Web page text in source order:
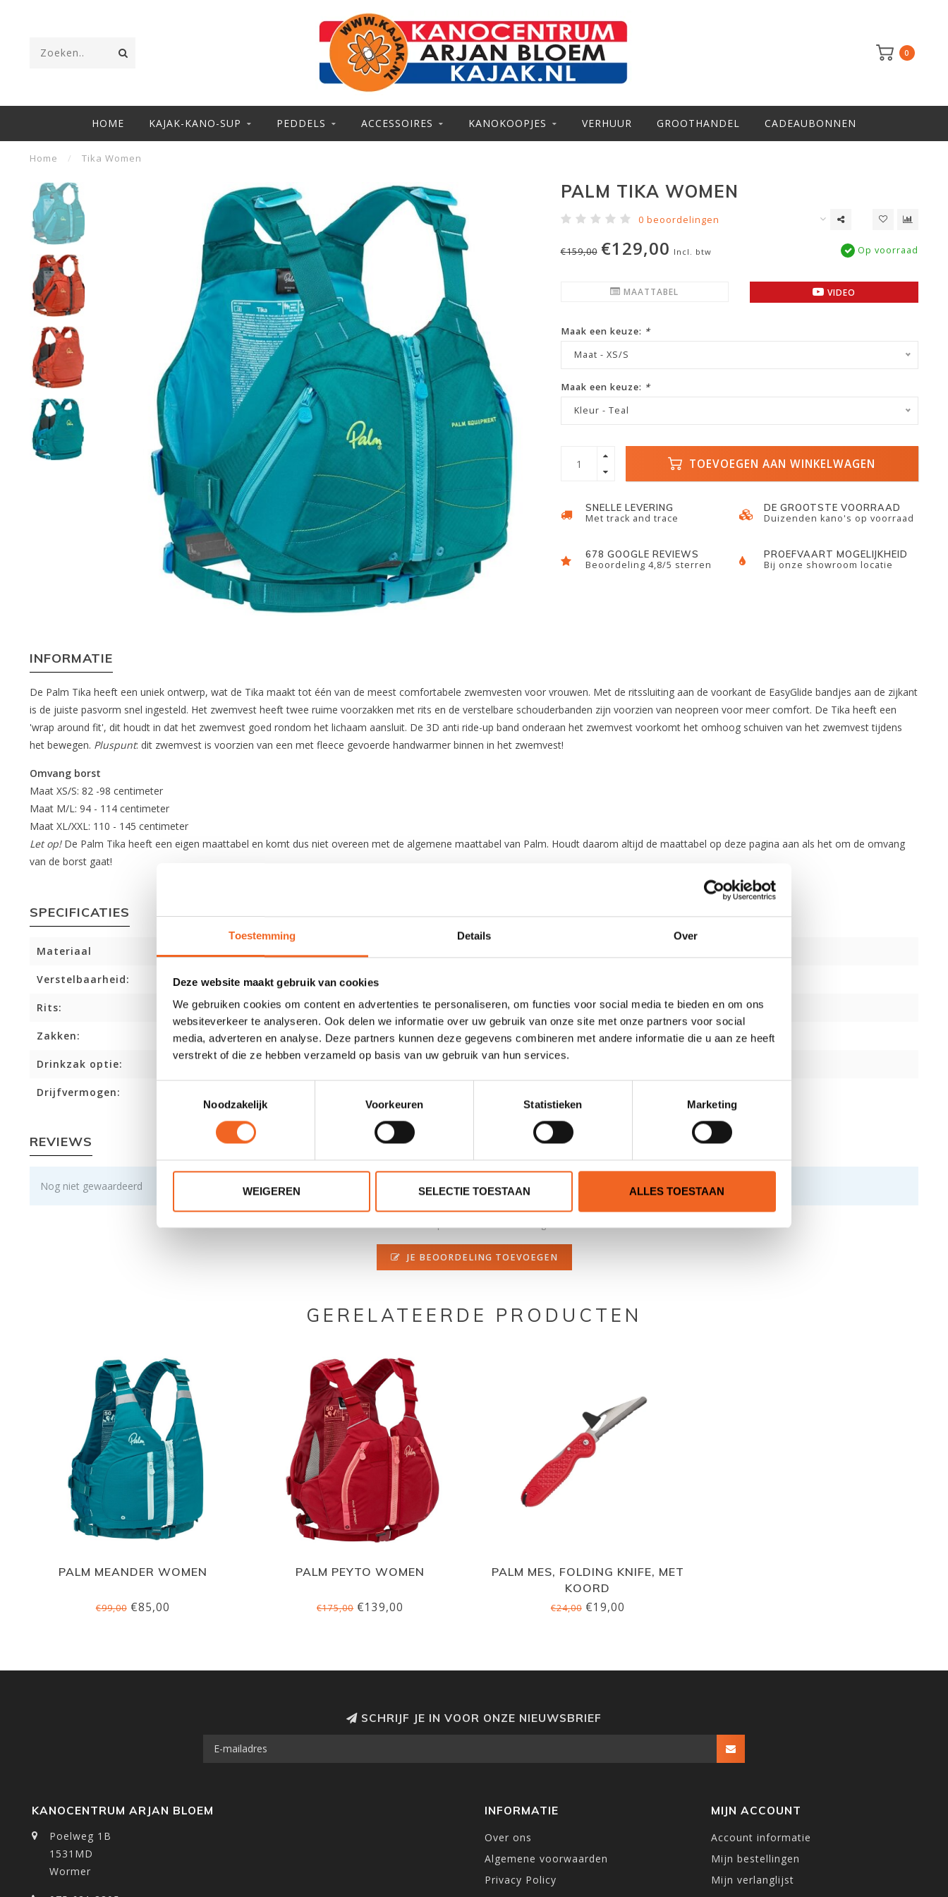
Toestemming Details Over
Deze website maakt gebruik van cookies
We gebruiken cookies om content en advertenties te personaliseren, om functies voor social media te bieden en om ons
websiteverkeer te analyseren. Ook delen we informatie over uw gebruik van onze site met onze partners voor social
media, adverteren en analyse. Deze partners kunnen deze gegevens combineren met andere informatie die u aan ze heeft
verstrekt of die ze hebben verzameld op basis van uw gebruik van hun services.
Noodzakelijk
Voorkeuren Statistieken Marketing
WEIGEREN SELECTIE TOESTAAN ALLES TOESTAAN
0
HOME KAJAK-KANO-SUP PEDDELS ACCESSOIRES KANOKOOPJES VERHUUR GROOTHANDEL CADEAUBONNEN
Home / Tika Women
PALM TIKA WOMEN
0 beoordelingen
€159,00 €129,00 Incl. btw Op voorraad
MAATTABEL VIDEO
Maak een keuze: *
Maat - XS/S
Maak een keuze: *
Kleur - Teal
TOEVOEGEN AAN WINKELWAGEN
SNELLE LEVERING
Met track and trace
DE GROOTSTE VOORRAAD
Duizenden kano's op voorraad
678 GOOGLE REVIEWS
Beoordeling 4,8/5 sterren
PROEFVAART MOGELIJKHEID
Bij onze showroom locatie
INFORMATIE
De Palm Tika heeft een uniek ontwerp, wat de Tika maakt tot één van de meest comfortabele zwemvesten voor vrouwen. Met de ritssluiting aan de voorkant de EasyGlide bandjes aan de zijkant
is de juiste pasvorm snel ingesteld. Het zwemvest heeft twee ruime voorzakken met rits en de verstelbare schouderbanden zijn voorzien van neopreen voor meer comfort. De Tika heeft een
'wrap around fit', dit houdt in dat het zwemvest goed rondom het lichaam aansluit. De 3D anti ride-up band onderaan het zwemvest voorkomt het omhoog schuiven van het zwemvest tijdens
het bewegen. Pluspunt: dit zwemvest is voorzien van een met fleece gevoerde handwarmer binnen in het zwemvest!
Omvang borst
Maat XS/S: 82 -98 centimeter
Maat M/L: 94 - 114 centimeter
Maat XL/XXL: 110 - 145 centimeter
Let op!De Palm Tika heeft een eigen maattabel en komt dus niet overeen met de algemene maattabel van Palm. Houdt daarom altijd de maattabel op deze pagina aan als het om de omvang
van de borst gaat!
SPECIFICATIES
Materiaal
Verstelbaarheid:
Rits: Ja (YKK)
Zakken: 2
Drinkzak optie: Nee
Drijfvermogen:
REVIEWS
Nog niet gewaardeerd
0 sterren op basis van 0 beoordelingen
JE BEOORDELING TOEVOEGEN
GERELATEERDE PRODUCTEN
PALM MEANDER WOMEN
€99,00€85,00
PALM PEYTO WOMEN
€175,00€139,00
PALM MES, FOLDING KNIFE, MET
KOORD
€24,00€19,00
SCHRIJF JE IN VOOR ONZE NIEUWSBRIEF
KANOCENTRUM ARJAN BLOEM
Poelweg 1B
1531MD
Wormer
INFORMATIE
Over ons
Algemene voorwaarden
Privacy Policy
MIJN ACCOUNT
Account informatie
Mijn bestellingen
Mijn verlanglijst